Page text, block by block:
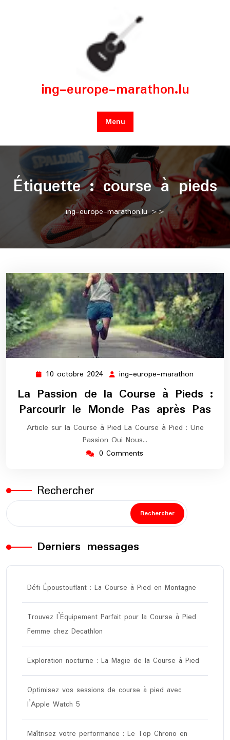
ing-europe-marathon.lu
Menu
Étiquette :course à pieds
ing-europe-marathon.lu>>
10 octobre 2024 10
octobre
2024
ing-europe-marathon
europe-
marathon
La Passion de la Course à Pieds :
Parcourir le Monde Pas après Pas
Article sur la Course à Pied La Course à Pied : Une
Passion Qui Nous…
0 Comments
Rechercher
Rechercher
Derniers messages
Défi Époustouflant : La Course à Pied en Montagne
Trouvez l’Équipement Parfait pour la Course à Pied
Femme chez Decathlon
Exploration nocturne : La Magie de la Course à Pied
Optimisez vos sessions de course à pied avec
l’Apple Watch 5
Maîtrisez votre performance : Le Top Chrono en